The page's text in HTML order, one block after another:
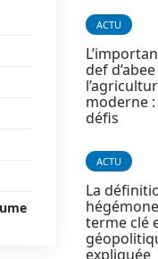
ACTU
def
moderne
défis
ACTU
La
terme clé
expliquée